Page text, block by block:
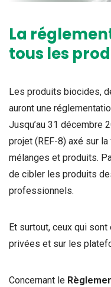
La
tous les
Les produits biocides,
auront une
Jusqu’au 31 décembre
projet (REF-8) axé sur
mélanges et produits.
de cibler les produits
professionnels.
Et surtout, ceux qui
privées et sur les
Concernant le